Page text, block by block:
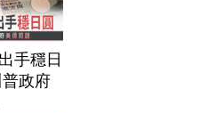
聞
(三)
手穩日
政府